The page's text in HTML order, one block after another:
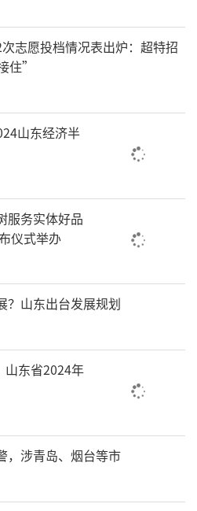
志愿投档情况表出炉：超特招
住”
山东经济半
服务实体好品
仪式举办
？山东出台发展规划
山东省2024年
，涉青岛、烟台等市